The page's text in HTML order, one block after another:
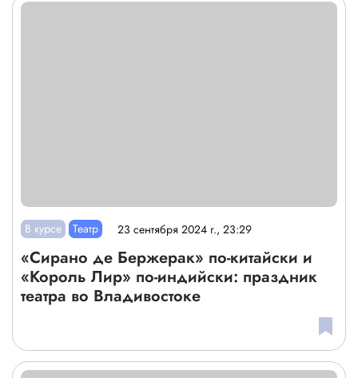
В курсе Театр 23 сентября 2024 г., 23:29
«Сирано де Бержерак» по-китайски и
«Король Лир» по-индийски: праздник
театра во Владивостоке